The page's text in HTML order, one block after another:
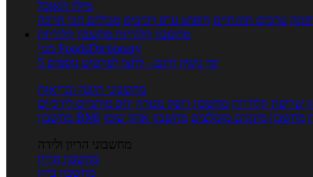
מילון האוכל
ערכים תזונתיים חיפוש ע"פ רכיבים מכילים הכי הרבה
מחשבון קלוריות מחשבון קלוריות
מנוי FoodsDictionary
5 ימי ניסיון חינם - לחצו לפרטים נוספים
מחשבוני תזונה ובריאות
שריפת קלוריות מחשבון דופק מטרה יחס מותניים לירכיים
מחשבון BMI
מחשבון מינונים מומלצים מחשבון אחוז שומן
מחשבוני הריון ולידה
מחשבון הריון
מחשבון ביוץ